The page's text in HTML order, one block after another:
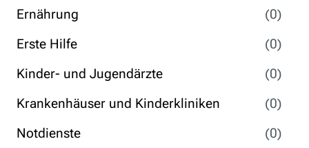
Ernährung
(0)
Erste Hilfe
(0)
Kinder- und Jugendärzte
(0)
Krankenhäuser und Kinderkliniken
(0)
Notdienste
(0)